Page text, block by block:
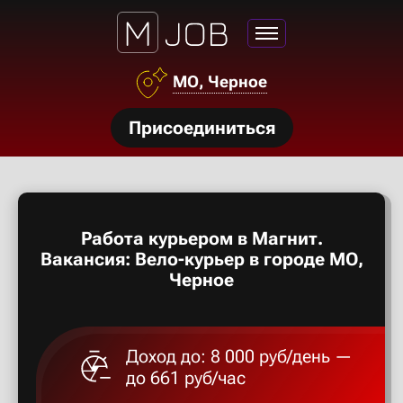
МО, Черное
Присоединиться
Работа курьером в Магнит.
Вакансия: Вело-курьер в городе МО,
Черное
Доход до: 8 000 руб/день —
до 661 руб/час